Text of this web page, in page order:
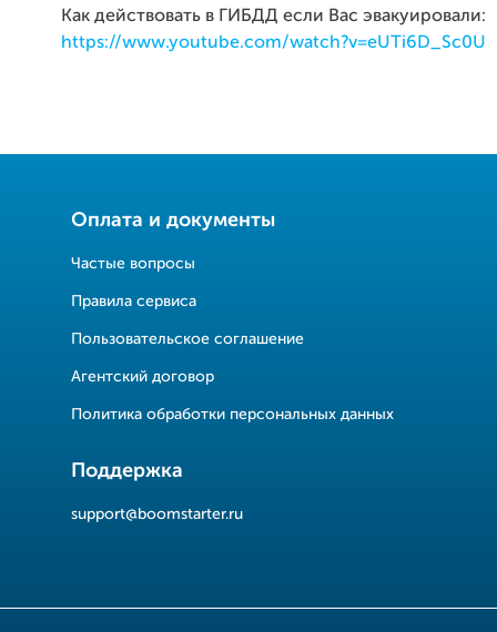
Как действовать в ГИБДД если Вас эвакуировали:
https://www.youtube.com/watch?v=eUTi6D_Sc0U
Оплата и документы
Частые вопросы
Правила сервиса
Пользовательское соглашение
Агентский договор
Политика обработки персональных данных
Поддержка
support@boomstarter.ru